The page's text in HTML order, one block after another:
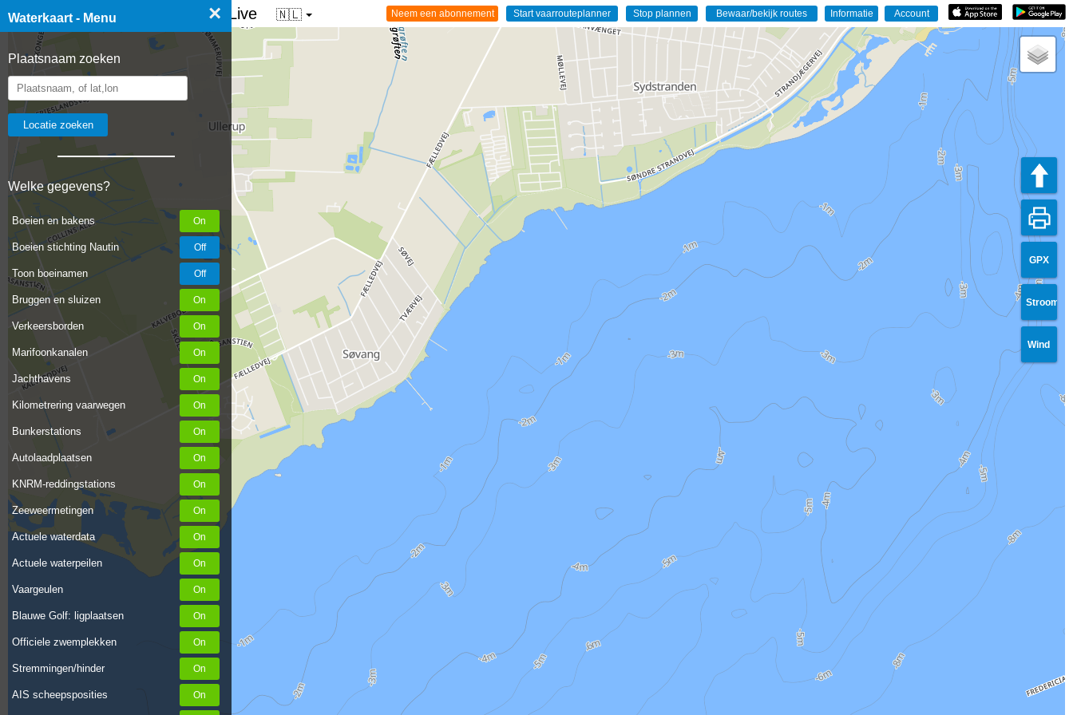
Waterkaart - Menu ×
Plaatsnaam zoeken
Welke gegevens?
Boeien en bakens
Boeien stichting Nautin
Toon boeinamen
Bruggen en sluizen
Verkeersborden
Marifoonkanalen
Jachthavens
Kilometrering vaarwegen
Bunkerstations
Autolaadplaatsen
KNRM-reddingstations
Zeeweermetingen
Actuele waterdata
Actuele waterpeilen
Vaargeulen
Blauwe Golf: ligplaatsen
Officiele zwemplekken
Stremmingen/hinder
AIS scheepsposities
☰ Waterkaart van Nederland - Live 🇳🇱
GPX
Stroom
Wind